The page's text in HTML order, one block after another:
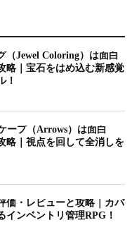
（Jewel Coloring）は面白
略｜宝石をはめ込む新感覚
！
ープ（Arrows）は面白
略｜視点を回して全消しを
価・レビューと攻略｜カバ
インベントリ管理RPG！